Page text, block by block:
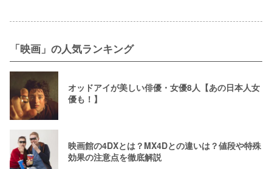
「映画」の人気ランキング
オッドアイが美しい俳優・女優8人【あの日本人女
優も！】
映画館の4DXとは？MX4Dとの違いは？値段や特殊
効果の注意点を徹底解説